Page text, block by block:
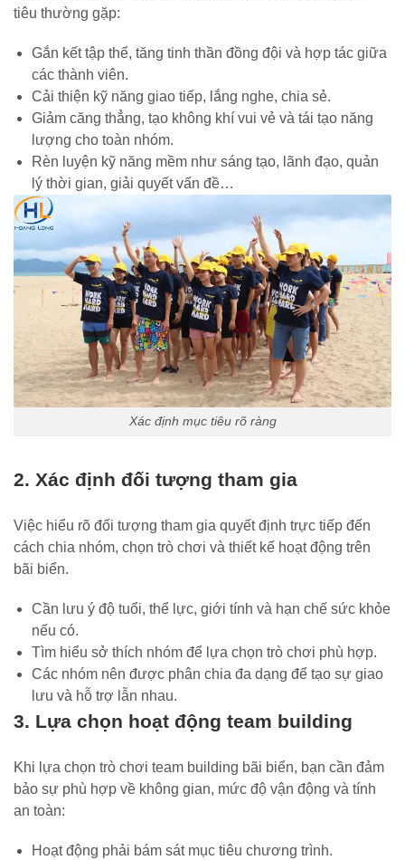
tiêu thường gặp:
Gắn kết tập thể, tăng tinh thần đồng đội và hợp tác giữa
các thành viên.
Cải thiện kỹ năng giao tiếp, lắng nghe, chia sẻ.
Giảm căng thẳng, tạo không khí vui vẻ và tái tạo năng
lượng cho toàn nhóm.
Rèn luyện kỹ năng mềm như sáng tạo, lãnh đạo, quản
lý thời gian, giải quyết vấn đề…
Xác định mục tiêu rõ ràng
2. Xác định đối tượng tham gia
Việc hiểu rõ đối tượng tham gia quyết định trực tiếp đến
cách chia nhóm, chọn trò chơi và thiết kế hoạt động trên
bãi biển.
Cần lưu ý độ tuổi, thể lực, giới tính và hạn chế sức khỏe
nếu có.
Tìm hiểu sở thích nhóm để lựa chọn trò chơi phù hợp.
Các nhóm nên được phân chia đa dạng để tạo sự giao
lưu và hỗ trợ lẫn nhau.
3. Lựa chọn hoạt động team building
Khi lựa chọn trò chơi team building bãi biển, bạn cần đảm
bảo sự phù hợp về không gian, mức độ vận động và tính
an toàn:
Hoạt động phải bám sát mục tiêu chương trình.